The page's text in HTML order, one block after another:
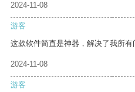
2024-11-08
游客
这款软件简直是神器，解决了我所有
2024-11-08
游客